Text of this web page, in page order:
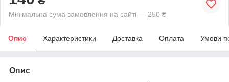
Мінімальна сума замовлення на сайті — 250 ₴
Опис Характеристики Доставка Оплата Умови
Опис